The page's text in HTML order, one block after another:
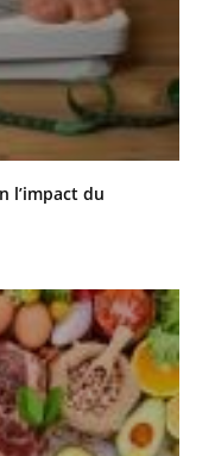
l’impact du